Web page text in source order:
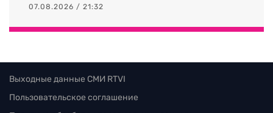
07.08.2026 / 21:32
Выходные данные СМИ RTVI
Пользовательское соглашение